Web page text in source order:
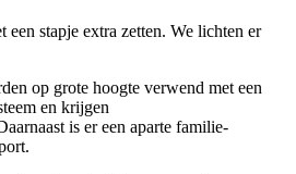
een stapje extra zetten. We lichten er
op grote hoogte verwend met een
en krijgen
is er een aparte familie-